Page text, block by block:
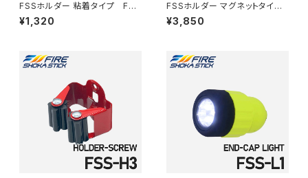
FSSホルダー 粘着タイプ FSS
-H1
¥1,320
FSSホルダー マグネットタイ
プ FSS-H2
¥3,850